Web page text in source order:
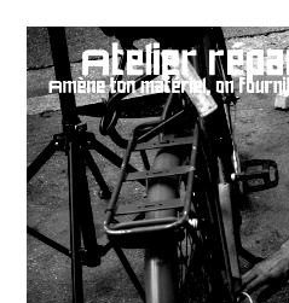
Appel à résidence
Marché
Festival
Journée Portes
Exposition
Sortie de résidence
Évènement
Atelier vacant
Vernissage
Assemblée